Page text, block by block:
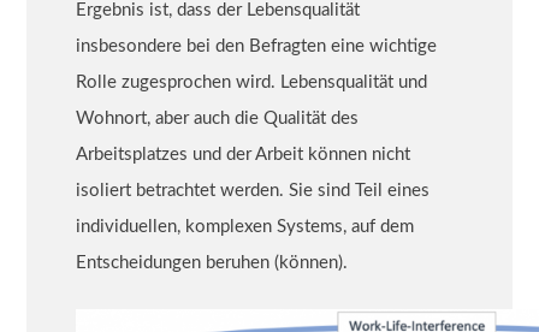
Ergebnis ist, dass der Lebensqualität
insbesondere bei den Befragten eine wichtige
Rolle zugesprochen wird. Lebensqualität und
Wohnort, aber auch die Qualität des
Arbeitsplatzes und der Arbeit können nicht
isoliert betrachtet werden. Sie sind Teil eines
individuellen, komplexen Systems, auf dem
Entscheidungen beruhen (können).